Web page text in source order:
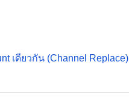
เดียวกัน (Channel Replace)